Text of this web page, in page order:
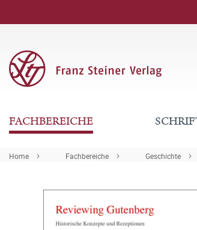
FACHBEREICHE
Home Fachbereiche Geschichte